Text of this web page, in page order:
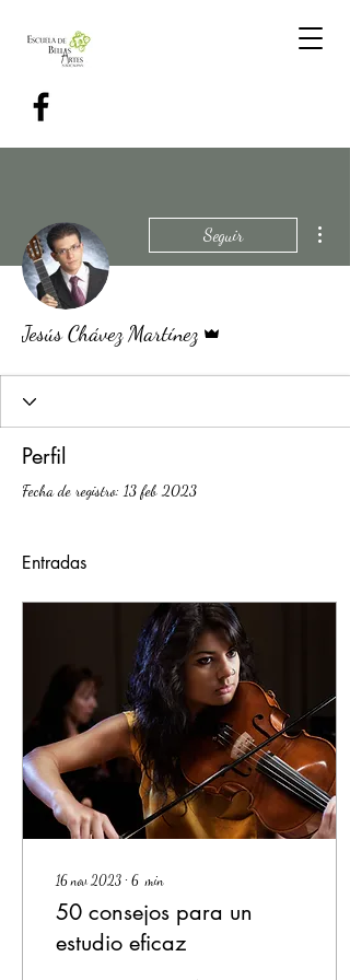
Seguir
Jesús Chávez Martínez
Perfil
Fecha de registro: 13 feb 2023
Entradas
16 nov 2023 ∙ 6 min
50 consejos para un
estudio eficaz